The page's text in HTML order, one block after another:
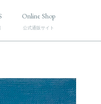
Online Shop
公式通販サイト